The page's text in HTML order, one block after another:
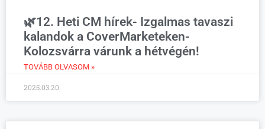
🌿12. Heti CM hírek- Izgalmas tavaszi
kalandok a CoverMarketeken-
Kolozsvárra várunk a hétvégén!
TOVÁBB OLVASOM »
2025.03.20.